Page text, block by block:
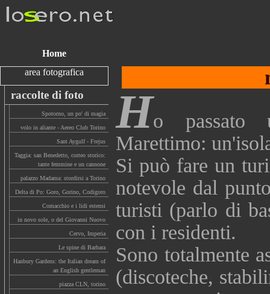
Home
area fotografica
raccolte di foto
Spotorno, un po' di magia
volo in aliante - Aereo Club Torino
Sant Aygulf - Frejus
Taggia: san Benedetto, corteo storico:
tante femmine e un cannone
palazzo Madama: stordirsi a Torino
Delta di Po: Goro, Gorino, Codigoro
Comacchio e i lidi estensi
in novo sole, o del Giovanni Nuovo
Cervo, Imperia
Le spine di Barbara
Hanbury Gardens: the Italian dream of
an English gentleman
piazza CLN, torino
Ho passato
Marettimo:
Si può fare un
notevole dal
turisti (parlo di
con i residenti.
Sono totalmente
(discoteche,